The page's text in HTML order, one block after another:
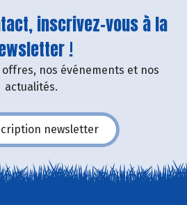
inscrivez-vous à la
!
nos événements et nos
actualités.
newsletter